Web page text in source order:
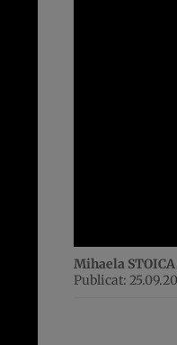
Mihaela STOICA
Publicat: